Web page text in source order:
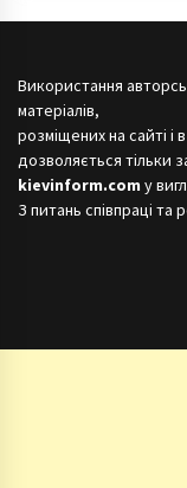
Використання
матеріалів,
розміщених на сайті і
дозволяється тільки
kievinform.com у
З питань співпраці та